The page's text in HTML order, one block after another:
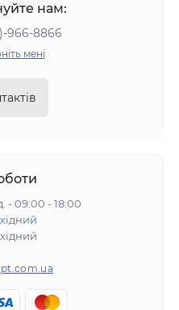
нам:
966-8866
мені
- 09:00 - 18:00